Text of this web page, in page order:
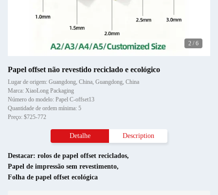
2 / 6
Papel offset não revestido reciclado e ecológico
Lugar de origem: Guangdong, China, Guangdong, China
Marca: XiaoLong Packaging
Número do modelo: Papel C-offset13
Quantidade de ordem mínima: 5
Preço: $725-772
Detalhe Description
Destacar: rolos de papel offset reciclados,
Papel de impressão sem revestimento,
Folha de papel offset ecológica